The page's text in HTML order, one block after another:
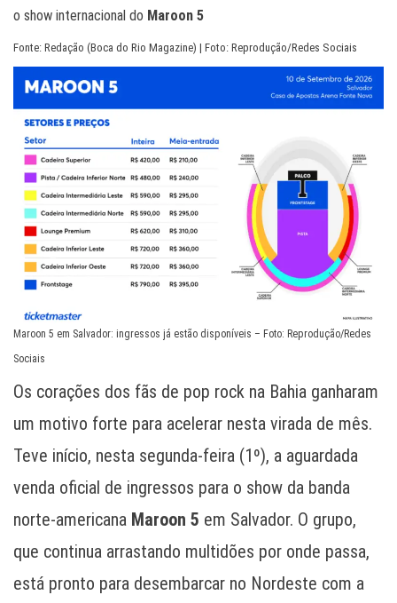
o show internacional do Maroon 5
Fonte: Redação (Boca do Rio Magazine) | Foto: Reprodução/Redes Sociais
Maroon 5 em Salvador: ingressos já estão disponíveis – Foto: Reprodução/Redes
Sociais
Os corações dos fãs de pop rock na Bahia ganharam
um motivo forte para acelerar nesta virada de mês.
Teve início, nesta segunda-feira (1º), a aguardada
venda oficial de ingressos para o show da banda
norte-americana Maroon 5 em Salvador. O grupo,
que continua arrastando multidões por onde passa,
está pronto para desembarcar no Nordeste com a